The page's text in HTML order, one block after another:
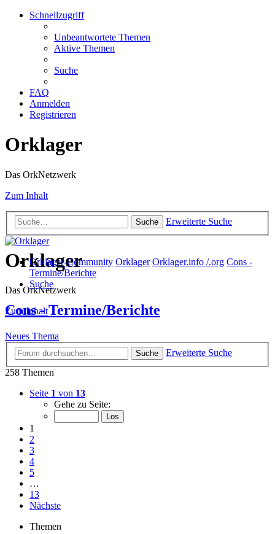
Schnellzugriff
Unbeantwortete Themen
Aktive Themen
Suche
FAQ
Anmelden
Registrieren
Orklager
Das OrkNetzwerk
Zum Inhalt
Suche Erweiterte Suche
Orklager
Das OrkNetzwerk
Zum Inhalt
Orklager-Community Orklager Orklager.info /.org Cons -
Termine/Berichte
Suche
Cons - Termine/Berichte
Neues Thema
Suche
Erweiterte Suche
258 Themen
Seite 1 von 13
Gehe zu Seite:
1
2
3
4
5
…
13
Nächste
Themen